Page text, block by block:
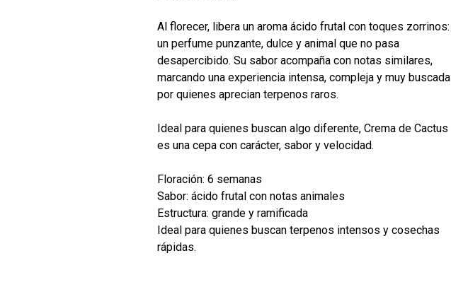
Al florecer, libera un aroma ácido frutal con toques zorrinos:
un perfume punzante, dulce y animal que no pasa
desapercibido. Su sabor acompaña con notas similares,
marcando una experiencia intensa, compleja y muy buscada
por quienes aprecian terpenos raros.
Ideal para quienes buscan algo diferente, Crema de Cactus
es una cepa con carácter, sabor y velocidad.
Floración: 6 semanas
Sabor: ácido frutal con notas animales
Estructura: grande y ramificada
Ideal para quienes buscan terpenos intensos y cosechas
rápidas.